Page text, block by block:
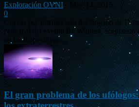
Exploración OVNI
0
Circula por internet una declaración de
principal del evento Be Witness, aceptando
en las diapositivas...
El gran problema de los